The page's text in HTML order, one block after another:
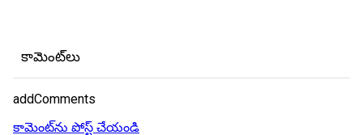
కామెంట్‌లు
addComments
కామెంట్‌ను పోస్ట్ చేయండి